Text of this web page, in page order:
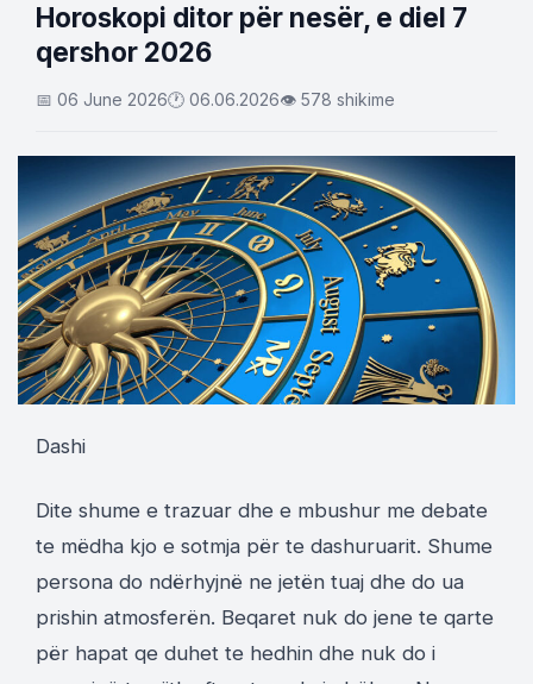
Horoskopi ditor për nesër, e diel 7
qershor 2026
📅 06 June 2026🕐 06.06.2026👁 578 shikime
Dashi
Dite shume e trazuar dhe e mbushur me debate
te mëdha kjo e sotmja për te dashuruarit. Shume
persona do ndërhyjnë ne jetën tuaj dhe do ua
prishin atmosferën. Beqaret nuk do jene te qarte
për hapat qe duhet te hedhin dhe nuk do i